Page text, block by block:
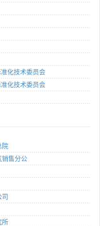
化技术委员会
化技术委员会
院
销售分公
所